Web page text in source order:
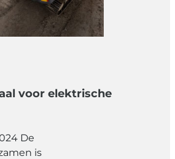
voor elektrische
De
is